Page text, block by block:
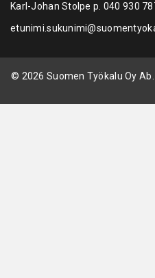
Karl-Johan Stolpe p. 040 930
© 2026 Suomen Työkalu Oy